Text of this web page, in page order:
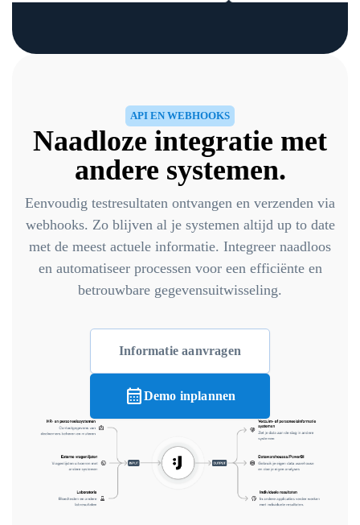
API EN WEBHOOKS
Naadloze integratie met
andere systemen.
Eenvoudig testresultaten ontvangen en verzenden via
webhooks. Zo blijven al je systemen altijd up to date
met de meest actuele informatie. Integreer naadloos
en automatiseer processen voor een efficiënte en
betrouwbare gegevensuitwisseling.
Informatie aanvragen
calendar_monthDemo inplannen